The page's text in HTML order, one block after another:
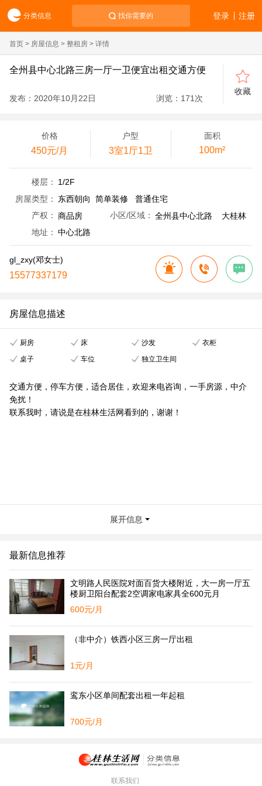
分类信息 找你需要的 注册
登录
首页 > 房屋信息 > 整租房 > 详情
全州县中心北路三房一厅一卫便宜出租交通方便
发布：2020年10月22日 浏览： 171 次
收藏
价格
450元/月
户型
3室1厅1卫
面积
100m²
楼层：
1/2F
房屋类型：
东西朝向 简单装修 普通住宅
产权： 商品房 小区/区域： 全州县中心北路 大桂林
地址： 中心北路
gl_zxy(邓女士)
15577337179
房屋信息描述
厨房 床 沙发
衣柜
桌子
车位 独立卫生间
交通方便，停车方便，适合居住，欢迎来电咨询，一手房源，中介
免扰！
联系我时，请说是在桂林生活网看到的，谢谢！
展开信息
最新信息推荐
文明路人民医院对面百货大楼附近，大一房一厅五
楼厨卫阳台配套2空调家电家具全600元月
600元/月
（非中介）铁西小区三房一厅出租
1元/月
鸾东小区单间配套出租一年起租
700元/月
联系我们